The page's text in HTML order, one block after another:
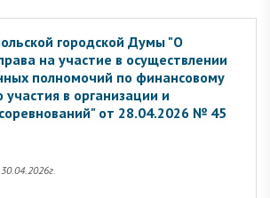
городской Думы "О
на участие в осуществлении
полномочий по финансовому
в организации и
от 28.04.2026 № 45